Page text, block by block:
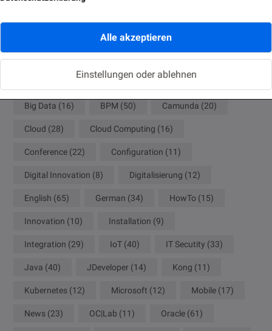
Alle akzeptieren
Einstellungen oder ablehnen
Ansible(9) APEX
API Management(9) Architecture(20)
Big Data (16) BPM (50) Camunda (20)
Cloud (28) Cloud Computing (16)
Conference (22) Configuration (11)
Digital Innovation (8) Digitalisierung (12)
English (65) German (34) HowTo (15)
Innovation (10) Installation (9)
Integration (29) IoT (40) IT Secutity (33)
Java (40) JDeveloper (14) Kong (11)
Kubernetes (12) Microsoft (12) Mobile (17)
News (23) OC|Lab (11) Oracle (61)